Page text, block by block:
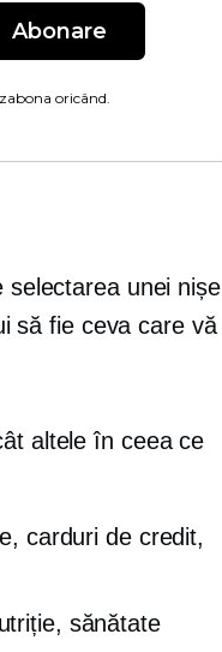
Abonare
oricând.
selectarea unei nișe
să fie ceva care vă
altele în ceea ce
carduri de credit,
sănătate